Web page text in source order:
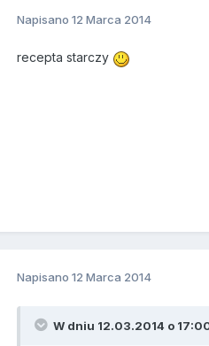
Napisano 12 Marca 2014
recepta starczy
Napisano 12 Marca 2014
W dniu 12.03.2014 o